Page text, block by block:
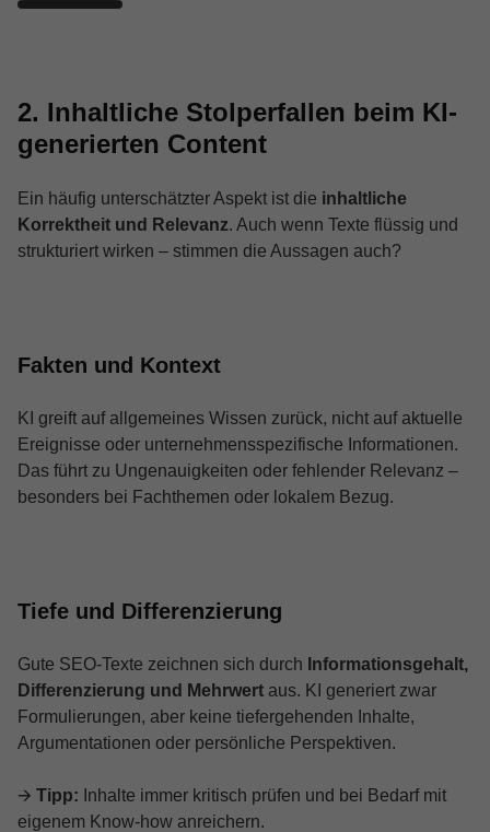
2. Inhaltliche Stolperfallen beim KI-
generierten Content
Ein häufig unterschätzter Aspekt ist die inhaltliche
Korrektheit und Relevanz. Auch wenn Texte flüssig und
strukturiert wirken – stimmen die Aussagen auch?
Fakten und Kontext
KI greift auf allgemeines Wissen zurück, nicht auf aktuelle
Ereignisse oder unternehmensspezifische Informationen.
Das führt zu Ungenauigkeiten oder fehlender Relevanz –
besonders bei Fachthemen oder lokalem Bezug.
Tiefe und Differenzierung
Gute SEO-Texte zeichnen sich durch Informationsgehalt,
Differenzierung und Mehrwert aus. KI generiert zwar
Formulierungen, aber keine tiefergehenden Inhalte,
Argumentationen oder persönliche Perspektiven.
🡪 Tipp: Inhalte immer kritisch prüfen und bei Bedarf mit
eigenem Know-how anreichern.